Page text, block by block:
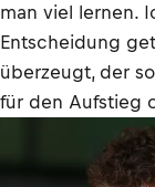
man viel lernen.
Entscheidung
überzeugt, der
für den Aufstieg